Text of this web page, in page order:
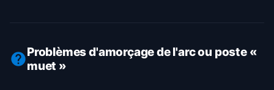
Problèmes d'amorçage de l'arc ou poste «
muet »